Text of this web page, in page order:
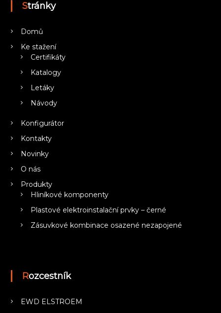
Stránky
Domů
Ke stažení
Certifikáty
Katalogy
Letáky
Návody
Konfigurátor
Kontakty
Novinky
O nás
Produkty
Hliníkové komponenty
Plastové elektroinstalační prvky – černé
Zásuvkové kombinace osazené nezapojené
Rozcestník
EWD ELSTROEM